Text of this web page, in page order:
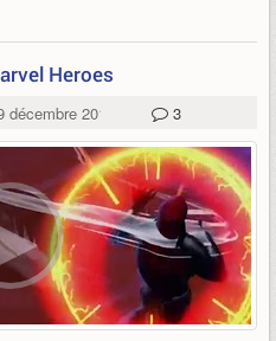
Heroes
décembre 2014 3